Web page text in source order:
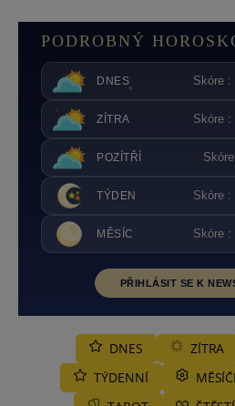
PODROBNÝ
DNES Skóre :
ZÍTRA Skóre :
POZÍTŘÍ
TÝDEN Skóre :
MĚSÍC Skóre :
PŘIHLÁSIT SE K
DNES ZÍTRA
TÝDENNÍ